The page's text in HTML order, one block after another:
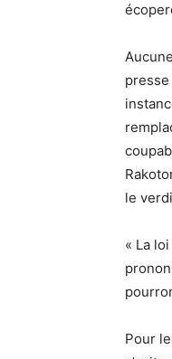
le
« La
Pour